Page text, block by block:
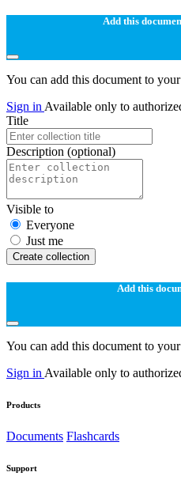
Add this
You can add this document to
Sign in Available only to
Title
Description (optional)
Visible to
Everyone
Just me
Create collection
Add this
You can add this document to
Sign in Available only to
Products
Documents Flashcards
Support